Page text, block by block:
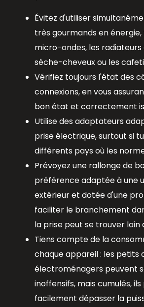
Évitez d'utiliser
très gourmands en énergie,
micro-ondes, les radiateurs
sèche-cheveux ou les
Vérifiez toujours l'état des
connexions, en vous
bon état et correctement
Utilise des adaptateurs
prise électrique, surtout si
différents pays où les
Prévoyez une rallonge de
préférence adaptée à une
extérieur et dotée d'une
faciliter le branchement
la prise peut se trouver loin
Tiens compte de la
chaque appareil : les petits
électroménagers peuvent
inoffensifs, mais cumulés,
facilement dépasser la